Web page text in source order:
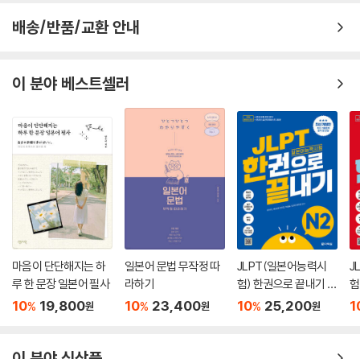
배송/반품/교환 안내
이 분야 베스트셀러
마음이 단단해지는 하
루 한 문장 일본어 필사
10% 19,800원
일본어 문법 무작정 따
라하기
10% 23,400원
JLPT(일본어능력시
험) 한권으로 끝내기 N
2
10% 25,200원
1